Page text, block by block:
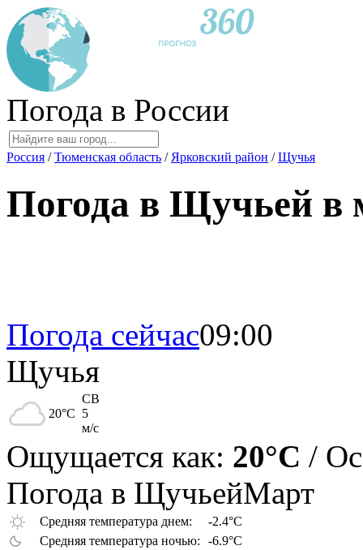
Погода в России
Россия / Тюменская область / Ярковский район / Щучья
Погода в Щучьей в
Погода сейчас09:00
Щучья
20°C
СВ
5
м/с
Ощущается как: 20°C /
Погода в ЩучьейМарт
Средняя температура днем:
-2.4°C
Средняя температура ночью:
-6.9°C